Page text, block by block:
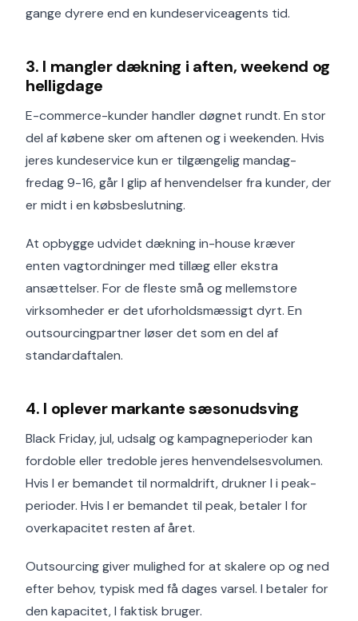
gange dyrere end en kundeserviceagents tid.
3. I mangler dækning i aften, weekend og
helligdage
E-commerce-kunder handler døgnet rundt. En stor
del af købene sker om aftenen og i weekenden. Hvis
jeres kundeservice kun er tilgængelig mandag-
fredag 9-16, går I glip af henvendelser fra kunder, der
er midt i en købsbeslutning.
At opbygge udvidet dækning in-house kræver
enten vagtordninger med tillæg eller ekstra
ansættelser. For de fleste små og mellemstore
virksomheder er det uforholdsmæssigt dyrt. En
outsourcingpartner løser det som en del af
standardaftalen.
4. I oplever markante sæsonudsving
Black Friday, jul, udsalg og kampagneperioder kan
fordoble eller tredoble jeres henvendelsesvolumen.
Hvis I er bemandet til normaldrift, drukner I i peak-
perioder. Hvis I er bemandet til peak, betaler I for
overkapacitet resten af året.
Outsourcing giver mulighed for at skalere op og ned
efter behov, typisk med få dages varsel. I betaler for
den kapacitet, I faktisk bruger.